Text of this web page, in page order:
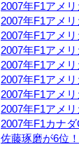
2007年F1アメ
2007年F1アメ
2007年F1アメ
2007年F1アメ
2007年F1アメ
2007年F1アメ
2007年F1アメ
2007年F1アメ
2007年F1カナ
佐藤琢磨が6位